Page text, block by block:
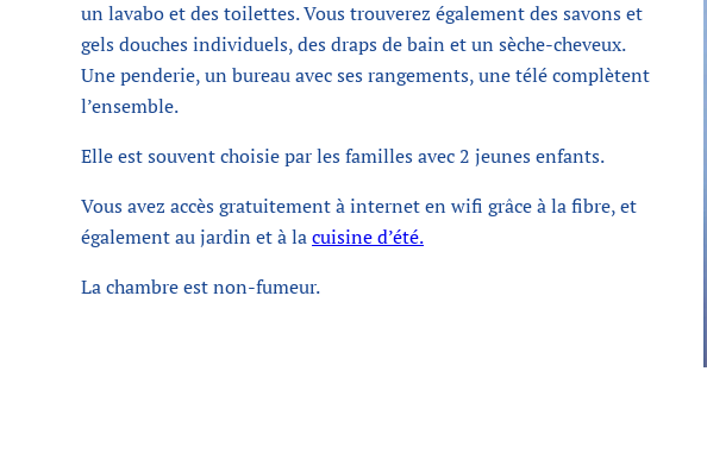
un lavabo et des toilettes. Vous trouverez également des savons et
gels douches individuels, des draps de bain et un sèche-cheveux.
Une penderie, un bureau avec ses rangements, une télé complètent
l’ensemble.
Elle est souvent choisie par les familles avec 2 jeunes enfants.
Vous avez accès gratuitement à internet en wifi grâce à la fibre, et
également au jardin et à lacuisine d’été.
La chambre est non-fumeur.